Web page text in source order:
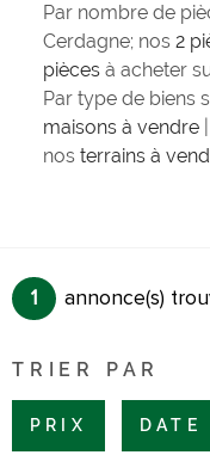
Par nombre de
Cerdagne; nos 2
pièces à acheter
Par type de biens
maisons à vendre
nos terrains à
1 annonce(s)
TRIER PAR
PRIX DATE